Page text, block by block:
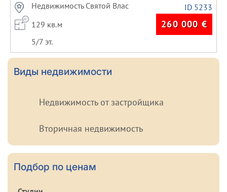
Недвижимость Святой Влас
ID 5233
129 кв.м
260 000 €
5/7 эт.
Виды недвижимости
Недвижимость от застройщика
Вторичная недвижимость
Подбор по ценам